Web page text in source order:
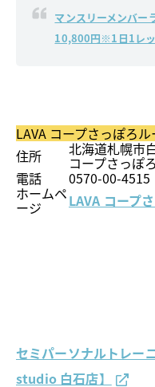
マンスリーメンバー
10,800円※1日1レ
LAVA コープさっぽろ
住所
北海道札幌市
コープさっぽ
電話 0570-00-4515
ホームペ
ージ LAVA コープ
セミパーソナルトレ
studio 白石店】